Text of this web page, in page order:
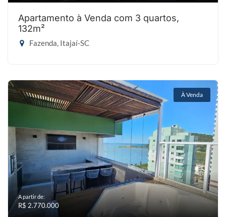
Apartamento à Venda com 3 quartos,
132m²
Fazenda, Itajaí-SC
À Venda
A partir de:
R$ 2.770.000